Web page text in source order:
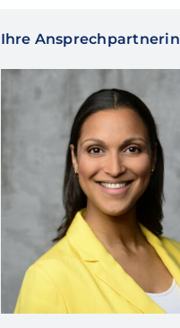
Ihre Ansprechpartnerin